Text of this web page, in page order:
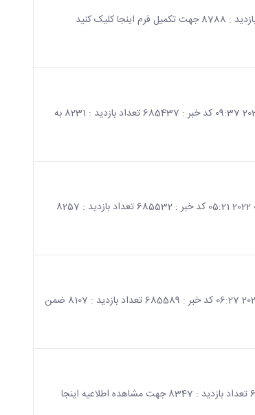
صفحه اصلی جزئیات خبر الزام تکمیل فرم کارنامه سلامت 11 09 2022 11:22 کد خبر : 685381 تعداد بازدید : 8788 جهت تکمیل فرم اینجا کلیک کنید
صفحه اصلی جزئیات خبر ارایه دروس مدیریت بحران و استانداردسازی در کلیه دانشکده ها 08 09 2022 09:37 کد خبر : 685437 تعداد بازدید : 8231 به
صفحه اصلی جزئیات خبر اطلاعیه شماره 2 ثبت نام پذیرفته شدگان آزمون کارشناسی ارشد 1401 03 09 2022 05:21 کد خبر : 685532 تعداد بازدید : 8257
صفحه اصلی جزئیات خبر اطلاعیه شماره ۱ ثبت نام پذیرفته شدگان کارشناسی ارشد سال ۱۴۰۱ 30 08 2022 06:27 کد خبر : 685589 تعداد بازدید : 8107 ضمن
صفحه اصلی جزئیات خبر اطلاعیه شماره ۲ ثبت نام دکتری ۱۴۰۱ 23 08 2022 06:47 کد خبر : 685777 تعداد بازدید : 8347 جهت مشاهده اطلاعیه اینجا